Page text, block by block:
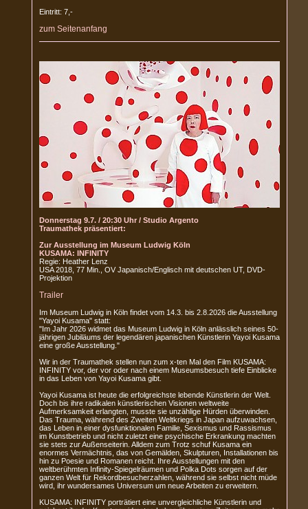
Eintritt: 7,-
zum Seitenanfang
Donnerstag 9.7. / 20:30 Uhr / Studio Argento
Traumathek präsentiert:
Zur Ausstellung im Museum Ludwig Köln
KUSAMA: INFINITY
Regie: Heather Lenz
USA 2018, 77 Min., OV Japanisch/Englisch mit deutschen UT, DVD-
Projektion
Trailer
Im Museum Ludwig in Köln findet vom 14.3. bis 2.8.2026 die Ausstellung
"Yayoi Kusama" statt:
"Im Jahr 2026 widmet das Museum Ludwig in Köln anlässlich seines 50-
jährigen Jubiläums der legendären japanischen Künstlerin Yayoi Kusama
eine große Ausstellung."
Wir in der Traumathek stellen nun zum x-ten Mal den Film KUSAMA:
INFINITY vor, der vor oder nach einem Museumsbesuch tiefe Einblicke
in das Leben von Yayoi Kusama gibt.
Yayoi Kusama ist heute die erfolgreichste lebende Künstlerin der Welt.
Doch bis ihre radikalen künstlerischen Visionen weltweite
Aufmerksamkeit erlangten, musste sie unzählige Hürden überwinden.
Das Trauma, während des Zweiten Weltkriegs in Japan aufzuwachsen,
das Leben in einer dysfunktionalen Familie, Sexismus und Rassismus
im Kunstbetrieb und nicht zuletzt eine psychische Erkrankung machten
sie stets zur Außenseiterin. Alldem zum Trotz schuf Kusama ein
enormes Vermächtnis, das von Gemälden, Skulpturen, Installationen bis
hin zu Poesie und Romanen reicht. Ihre Ausstellungen mit den
weltberühmten Infinity-Spiegelräumen und Polka Dots sorgen auf der
ganzen Welt für Rekordbesucherzahlen, während sie selbst nicht müde
wird, ihr wundersames Universum um neue Arbeiten zu erweitern.
KUSAMA: INFINITY porträtiert eine unvergleichliche Künstlerin und